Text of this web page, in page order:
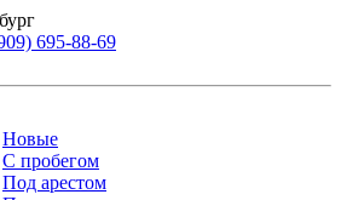
695-88-69
Новые
С пробегом
Под арестом